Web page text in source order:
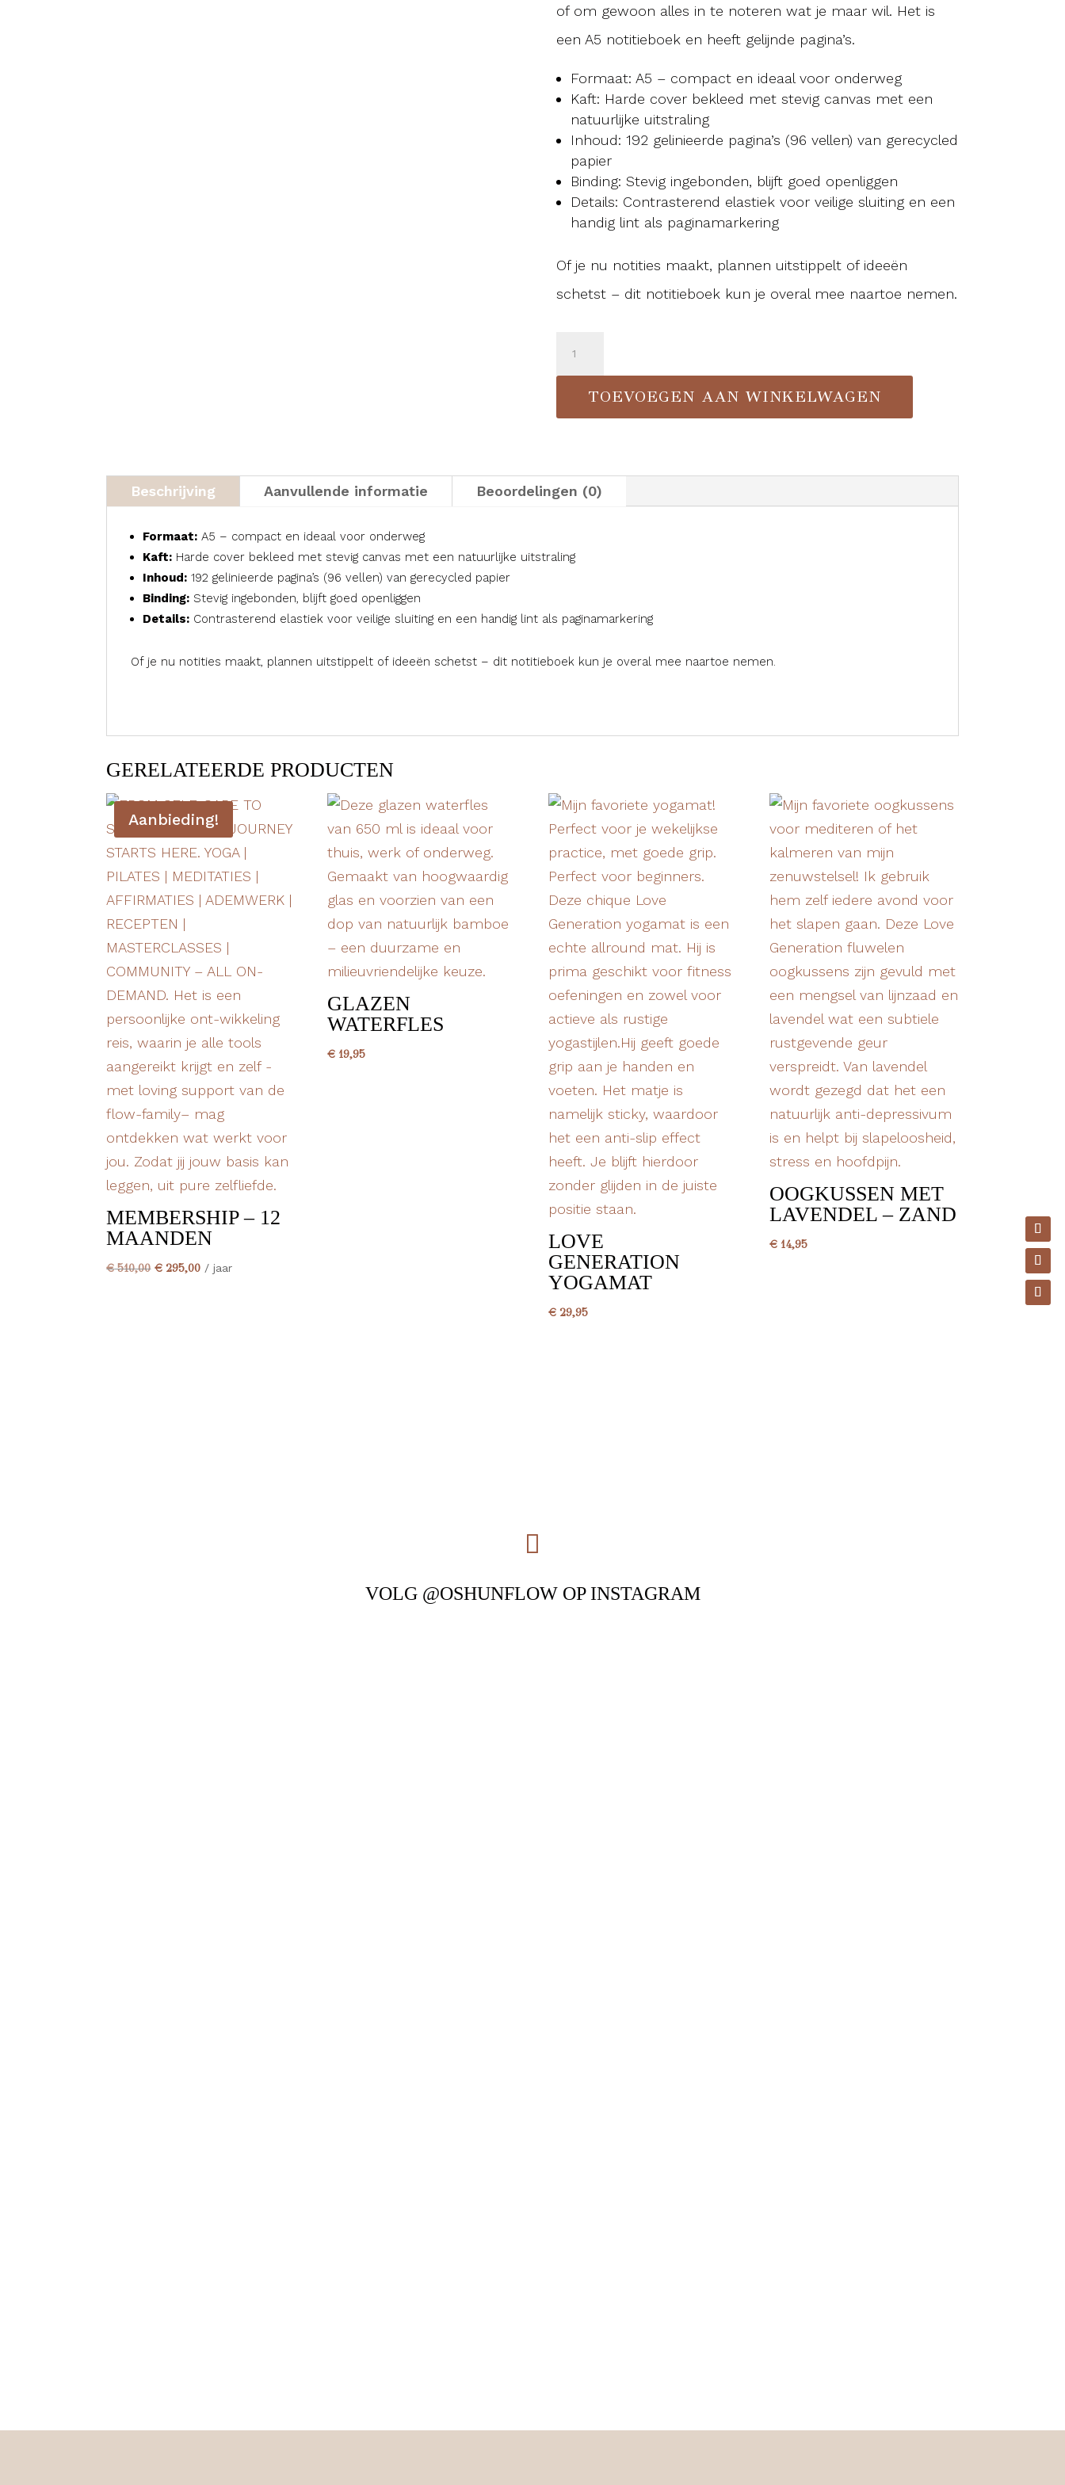
of om gewoon alles in te noteren wat je maar wil. Het is
een A5 notitieboek en heeft gelijnde pagina’s.
Formaat: A5 – compact en ideaal voor onderweg
Kaft: Harde cover bekleed met stevig canvas met een
natuurlijke uitstraling
Inhoud: 192 gelinieerde pagina’s (96 vellen) van gerecycled
papier
Binding: Stevig ingebonden, blijft goed openliggen
Details: Contrasterend elastiek voor veilige sluiting en een
handig lint als paginamarkering
Of je nu notities maakt, plannen uitstippelt of ideeën
schetst – dit notitieboek kun je overal mee naartoe nemen.
NOTITIEBOEK
TOEVOEGEN AAN WINKELWAGEN
Beschrijving Aanvullende informatie Beoordelingen (0)
Formaat: A5 – compact en ideaal voor onderweg
Kaft: Harde cover bekleed met stevig canvas met een natuurlijke uitstraling
Inhoud: 192 gelinieerde pagina’s (96 vellen) van gerecycled papier
Binding: Stevig ingebonden, blijft goed openliggen
Details: Contrasterend elastiek voor veilige sluiting en een handig lint als paginamarkering
Of je nu notities maakt, plannen uitstippelt of ideeën schetst – dit notitieboek kun je overal mee naartoe nemen.
GERELATEERDE PRODUCTEN
Aanbieding!
MEMBERSHIP – 12
MAANDEN
€510,00 Oorspronkelijke
€ 295,00Huidige
/ jaar
GLAZEN
WATERFLES
€ 19,95
LOVE
GENERATION
YOGAMAT
€ 29,95
OOGKUSSEN MET
LAVENDEL – ZAND
€ 14,95
VOLG @OSHUNFLOW OP INSTAGRAM